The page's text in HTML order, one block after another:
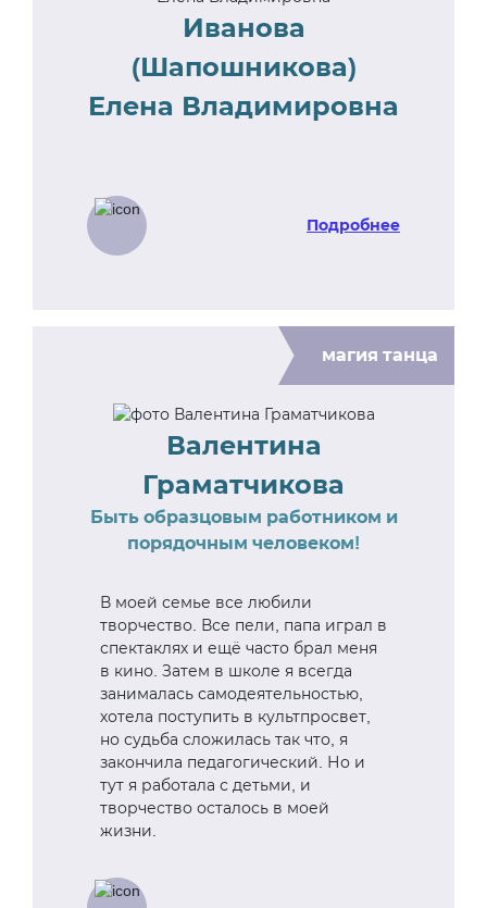
Иванова
(Шапошникова)
Елена Владимировна
Подробнее
магия танца
Валентина
Граматчикова
Быть образцовым работником и
порядочным человеком!
В моей семье все любили
творчество. Все пели, папа играл в
спектаклях и ещё часто брал меня
в кино. Затем в школе я всегда
занималась самодеятельностью,
хотела поступить в культпросвет,
но судьба сложилась так что, я
закончила педагогический. Но и
тут я работала с детьми, и
творчество осталось в моей
жизни.